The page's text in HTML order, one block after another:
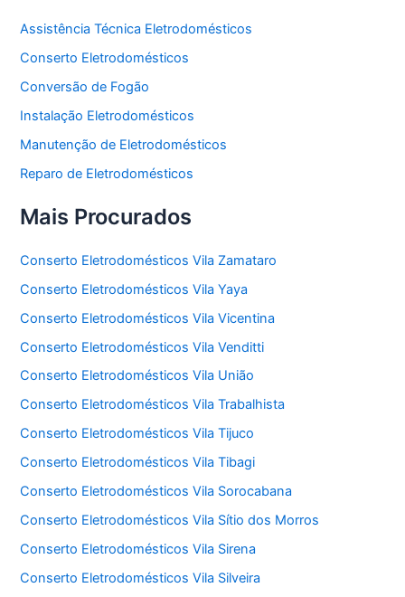
Assistência Técnica Eletrodomésticos
Conserto Eletrodomésticos
Conversão de Fogão
Instalação Eletrodomésticos
Manutenção de Eletrodomésticos
Reparo de Eletrodomésticos
Mais Procurados
Conserto Eletrodomésticos Vila Zamataro
Conserto Eletrodomésticos Vila Yaya
Conserto Eletrodomésticos Vila Vicentina
Conserto Eletrodomésticos Vila Venditti
Conserto Eletrodomésticos Vila União
Conserto Eletrodomésticos Vila Trabalhista
Conserto Eletrodomésticos Vila Tijuco
Conserto Eletrodomésticos Vila Tibagi
Conserto Eletrodomésticos Vila Sorocabana
Conserto Eletrodomésticos Vila Sítio dos Morros
Conserto Eletrodomésticos Vila Sirena
Conserto Eletrodomésticos Vila Silveira